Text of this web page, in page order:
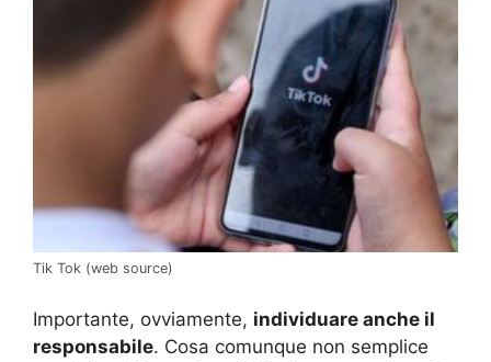
Tik Tok (web source)
Importante, ovviamente, individuare anche il
responsabile. Cosa comunque non semplice